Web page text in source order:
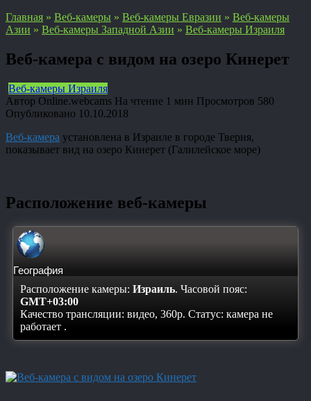
Главная » Веб-камеры » Веб-камеры Евразии » Веб-камеры
Азии » Веб-камеры Западной Азии » Веб-камеры Израиля
Веб-камера с видом на озеро Кинерет
Веб-камеры Израиля
Автор Online.webcams На чтение 1 мин Просмотров 580
Опубликовано 10.10.2018
Веб-камера установлена в Израиле в городе Тверия,
показывает вид на озеро Кинерет (Галилейское море)
Расположение веб-камеры
География
Расположение камеры: Израиль. Часовой пояс:
GMT+03:00
Качество трансляции: видео, 360p. Статус: камера не
работает .